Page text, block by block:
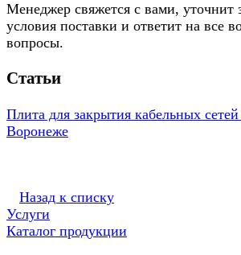
Менеджер свяжется с вами, уточнит
условия поставки и ответит на все
вопросы.
Статьи
Плита для закрытия кабельных
Воронеже
Назад к списку
Услуги
Каталог продукции